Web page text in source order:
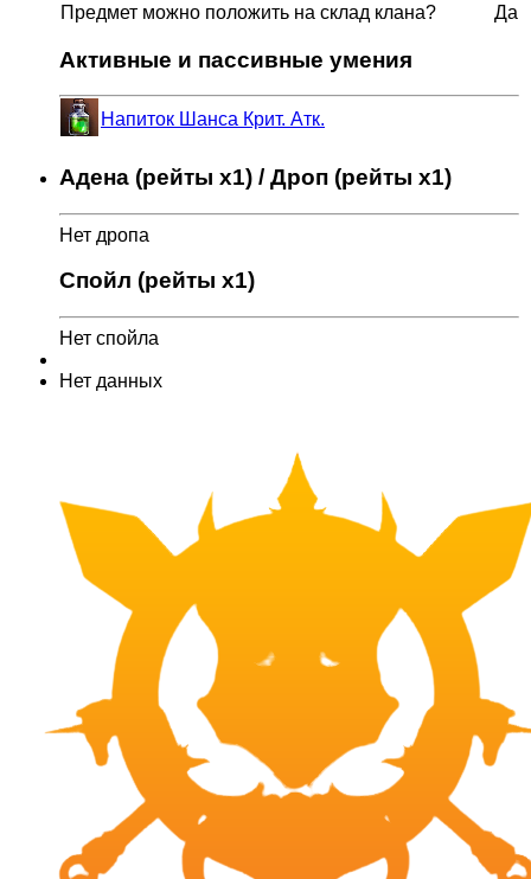
Предмет можно положить на склад клана?
Да
Активные и пассивные умения
Напиток Шанса Крит. Атк.
Адена (рейты x1) / Дроп (рейты x1)
Нет дропа
Спойл (рейты x1)
Нет спойла
Нет данных